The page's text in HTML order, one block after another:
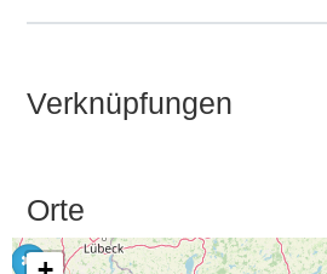
Verknüpfungen
Orte